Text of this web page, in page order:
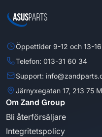
Öppettider 9-12 och 13-
Telefon: 013-31 60 34
Support:
Järnyxegatan 17, 213 75
Om Zand Group
Bli återförsäljare
Integritetspolicy